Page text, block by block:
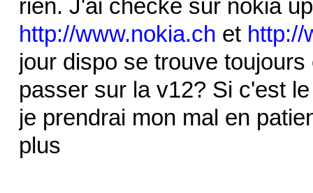
rien. J'ai checké sur nokia
http://www.nokia.ch et http://
jour dispo se trouve
passer sur la v12? Si c'est
je prendrai mon mal en
plus